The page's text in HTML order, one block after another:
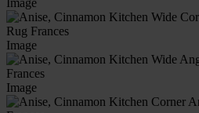
Image
Image